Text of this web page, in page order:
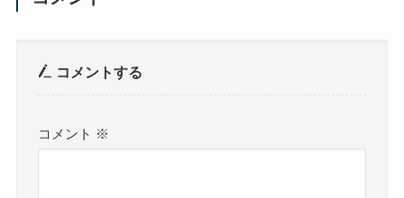
コメントする
コメント ※